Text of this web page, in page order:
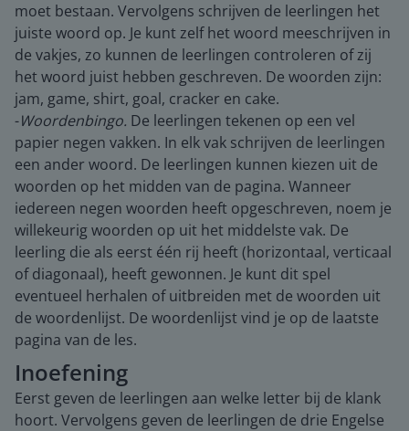
moet bestaan. Vervolgens schrijven de leerlingen het
juiste woord op. Je kunt zelf het woord meeschrijven in
de vakjes, zo kunnen de leerlingen controleren of zij
het woord juist hebben geschreven. De woorden zijn:
jam, game, shirt, goal, cracker en cake.
-Woordenbingo. De leerlingen tekenen op een vel
papier negen vakken. In elk vak schrijven de leerlingen
een ander woord. De leerlingen kunnen kiezen uit de
woorden op het midden van de pagina. Wanneer
iedereen negen woorden heeft opgeschreven, noem je
willekeurig woorden op uit het middelste vak. De
leerling die als eerst één rij heeft (horizontaal, verticaal
of diagonaal), heeft gewonnen. Je kunt dit spel
eventueel herhalen of uitbreiden met de woorden uit
de woordenlijst. De woordenlijst vind je op de laatste
pagina van de les.
Inoefening
Eerst geven de leerlingen aan welke letter bij de klank
hoort. Vervolgens geven de leerlingen de drie Engelse